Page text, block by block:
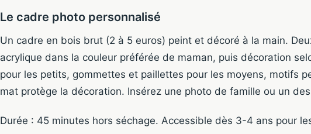
Le cadre photo personnalisé
Un cadre en bois brut (2 à 5 euros) peint et décoré à la main.
acrylique dans la couleur préférée de maman, puis décoration
pour les petits, gommettes et paillettes pour les moyens, motifs
mat protège la décoration. Insérez une photo de famille ou un
Durée : 45 minutes hors séchage. Accessible dès 3-4 ans pour